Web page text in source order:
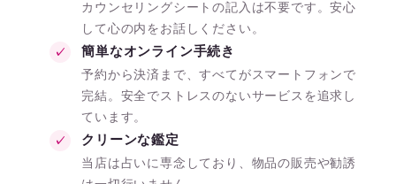
カウンセリングシートの記入は不要です。安心
して心の内をお話しください。
簡単なオンライン手続き
予約から決済まで、すべてがスマートフォンで
完結。安全でストレスのないサービスを追求し
ています。
クリーンな鑑定
当店は占いに専念しており、物品の販売や勧誘